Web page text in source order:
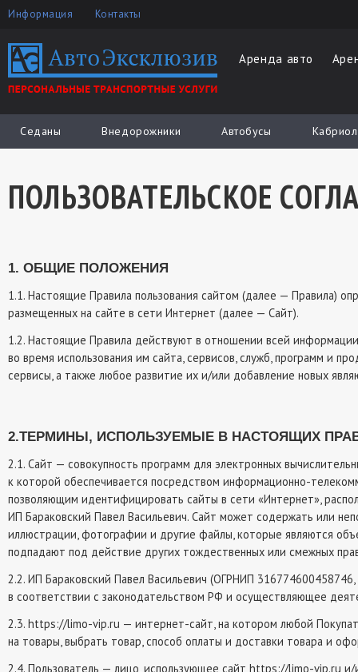
Информация Контакты
Аренда авто
Седаны Внедорожники Автобусы
ПОЛЬЗОВАТЕЛЬСКОЕ
1. ОБЩИЕ ПОЛОЖЕНИЯ
1.1. Настоящие Правила пользования сайтом (далее — Правила)
размещенных на сайте в сети Интернет (далее — Сайт).
1.2. Настоящие Правила действуют в отношении всей
во время использования им сайта, сервисов, служб, программ и
сервисы, а также любое развитие их и/или добавление новых
2.ТЕРМИНЫ, ИСПОЛЬЗУЕМЫЕ В НАСТОЯЩИХ
2.1. Сайт — совокупность программ для электронных
к которой обеспечивается посредством информационно-
позволяющим идентифицировать сайты в сети «Интернет»,
ИП Бараковский Павел Васильевич. Сайт может содержать или
иллюстрации, фотографии и другие файлы, которые являются
подпадают под действие других тождественных или смежных
2.2. ИП Бараковский Павел Васильевич (ОГРНИП
в соответствии с законодательством РФ и осуществляющее
2.3. https://limo-vip.ru — интернет-сайт, на котором любой
на товары, выбрать товар, способ оплаты и доставки товара и
2.4. Пользователь — лицо, использующее сайт https://limo-vip.ru и/